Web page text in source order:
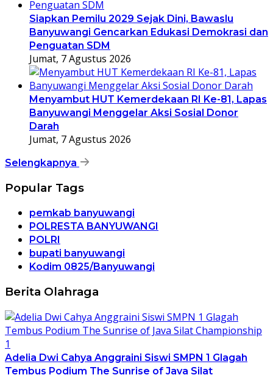
Siapkan Pemilu 2029 Sejak Dini, Bawaslu
Banyuwangi Gencarkan Edukasi Demokrasi dan
Penguatan SDM
Jumat, 7 Agustus 2026
Menyambut HUT Kemerdekaan RI Ke-81, Lapas
Banyuwangi Menggelar Aksi Sosial Donor
Darah
Jumat, 7 Agustus 2026
Selengkapnya
Popular Tags
pemkab banyuwangi
POLRESTA BANYUWANGI
POLRI
bupati banyuwangi
Kodim 0825/Banyuwangi
Berita Olahraga
Adelia Dwi Cahya Anggraini Siswi SMPN 1 Glagah
Tembus Podium The Sunrise of Java Silat